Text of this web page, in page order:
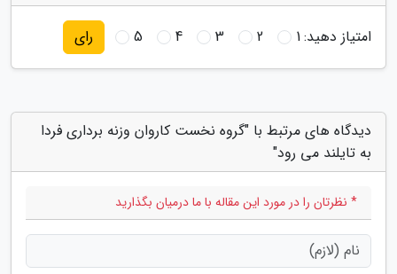
امتیاز دهید:1
2
3
4
5 رای
دیدگاه های مرتبط با "گروه نخست کاروان وزنه برداری فردا
به تایلند می رود"
* نظرتان را در مورد این مقاله با ما درمیان بگذارید